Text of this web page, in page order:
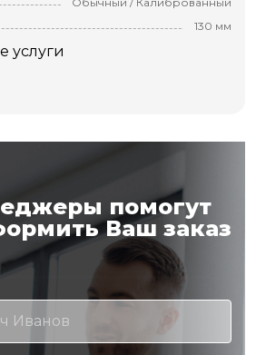
130 мм
услуги
помогут
Ваш заказ